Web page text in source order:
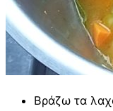
Βράζω τα